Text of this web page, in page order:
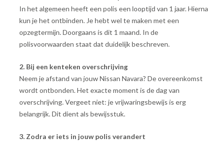
In het algemeen heeft een polis een looptijd van 1 jaar. Hierna
kun je het ontbinden. Je hebt wel te maken met een
opzegtermijn. Doorgaans is dit 1 maand. In de
polisvoorwaarden staat dat duidelijk beschreven.
2. Bij een kenteken overschrijving
Neem je afstand van jouw Nissan Navara? De overeenkomst
wordt ontbonden. Het exacte moment is de dag van
overschrijving. Vergeet niet: je vrijwaringsbewijs is erg
belangrijk. Dit dient als bewijsstuk.
3. Zodra er iets in jouw polis verandert